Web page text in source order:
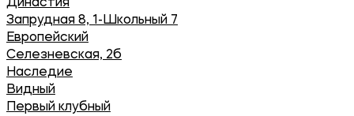
Запрудная 8, 1-Школьный 7
Европейский
Селезневская, 2б
Наследие
Видный
Первый клубный